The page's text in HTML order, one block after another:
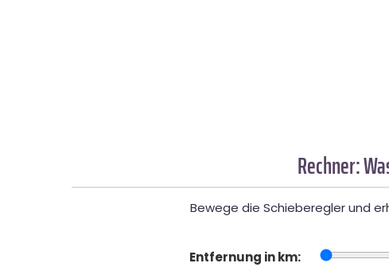
Rechner:
Bewege die Schieberegler und
Entfernung in km: